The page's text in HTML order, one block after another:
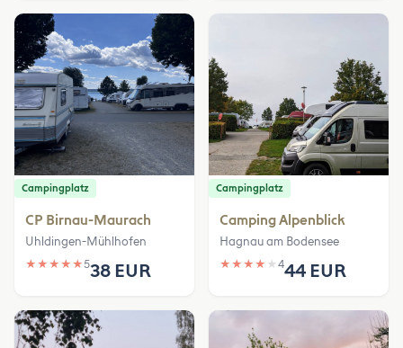
Campingplatz
CP Birnau-Maurach
Uhldingen-Mühlhofen
★ ★ ★ ★ ★538 EUR
Campingplatz
Camping Alpenblick
Hagnau am Bodensee
★ ★ ★ ★ ★ 444 EUR